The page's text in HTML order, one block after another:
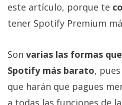
Sorteos
Foros
Contacto
/
este artículo, porque te
tener Spotify Premium
Son varias las formas
Spotify más barato,
que harán que pagues